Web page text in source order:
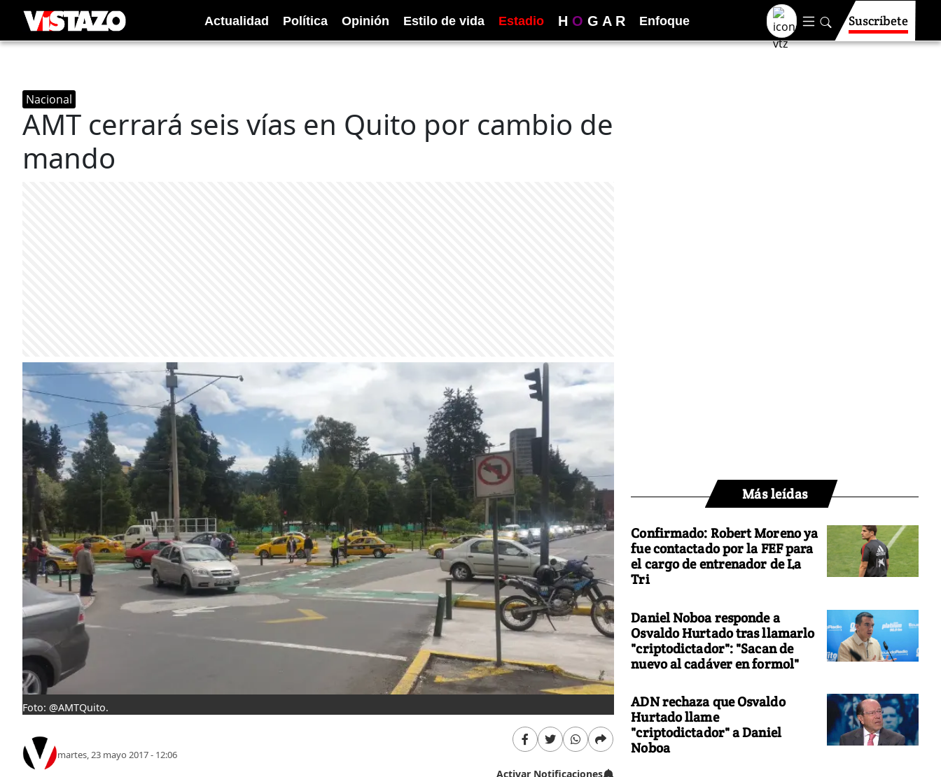
Actualidad Política Opinión Estilo de vida Estadio H O G A R Enfoque Suscríbete
Nacional
AMT cerrará seis vías en Quito por cambio de
mando
Foto: @AMTQuito.
martes, 23 mayo 2017 - 12:06
Activar Notificaciones
Más leídas
Confirmado: Robert Moreno ya
fue contactado por la FEF para
el cargo de entrenador de La
Tri
Daniel Noboa responde a
Osvaldo Hurtado tras llamarlo
"criptodictador": "Sacan de
nuevo al cadáver en formol"
ADN rechaza que Osvaldo
Hurtado llame
"criptodictador" a Daniel
Noboa